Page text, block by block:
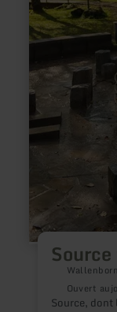
Wallenborn
Ouvert
Source,